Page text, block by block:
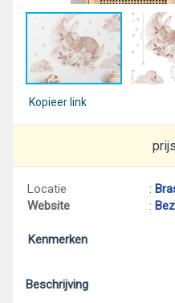
Kopieer link
Locatie :
Website
:
Kenmerken
Beschrijving